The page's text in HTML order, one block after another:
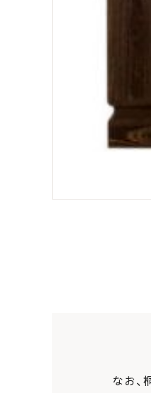
なお、